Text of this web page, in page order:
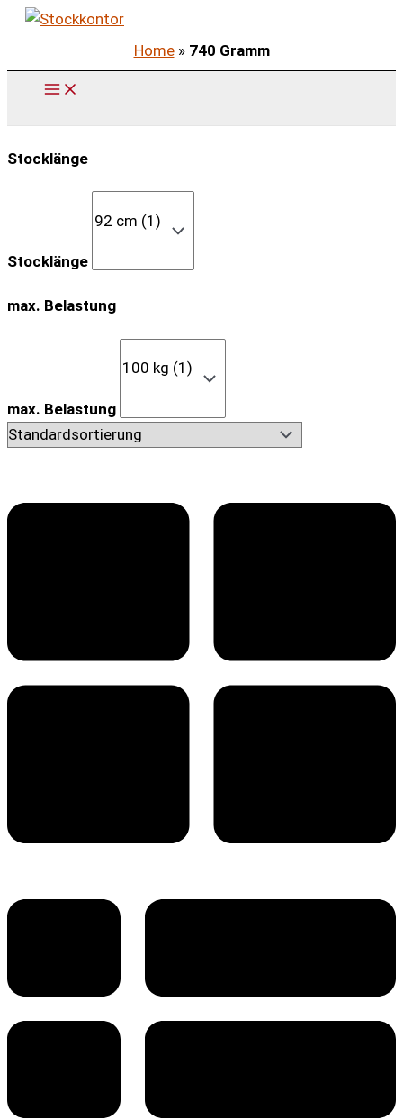
Zum
springen
Home» 740 Gramm
Stocklänge
Stocklänge
max. Belastung
max. Belastung